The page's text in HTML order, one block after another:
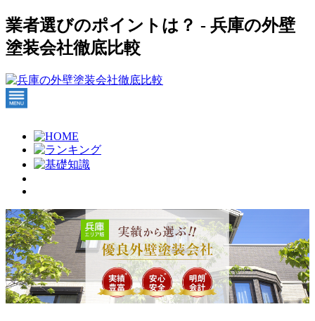
業者選びのポイントは？ - 兵庫の外壁
塗装会社徹底比較